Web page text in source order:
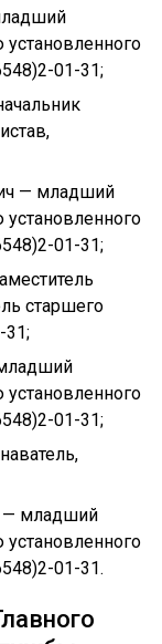
01-31;
— младший
01-31;
старшего
31;
01-31;
— младший
01-31.